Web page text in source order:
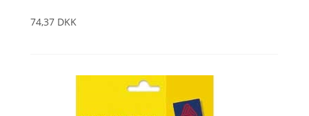
74,37 DKK